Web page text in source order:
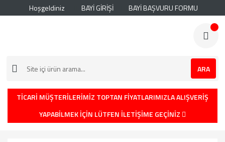
Hoşgeldiniz BAYİ GİRİŞİ BAYİ BAŞVURU FORMU
ARA
TİCARİ MÜŞTERİLERİMİZ TOPTAN FİYATLARIMIZLA ALIŞVERİŞ
YAPABİLMEK İÇİN LÜTFEN İLETİŞİME GEÇİNİZ